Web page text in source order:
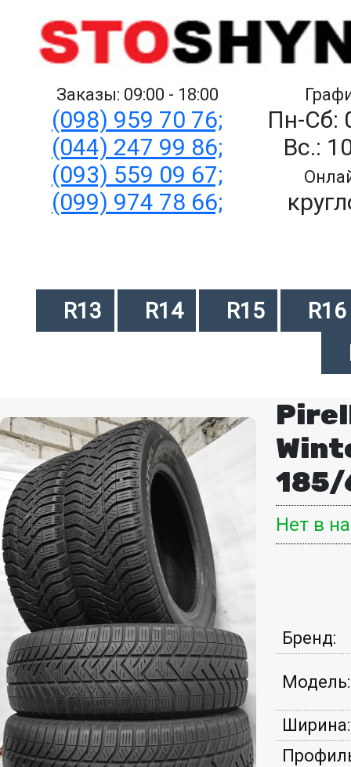
Заказы: 09:00 - 18:00
(098) 959 70 76;
(044) 247 99 86;
(093) 559 09 67;
(099) 974 78 66;
Пн-Сб:
Вс.:
R13 R14 R15
R16
185/
Нет в
Бренд:
Модель:
Ширина: